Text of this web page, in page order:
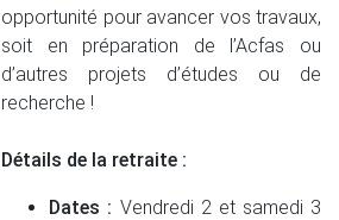
opportunité pour avancer vos travaux,
soit en préparation de l’Acfas ou
d’autres projets d’études ou de
recherche !
Détails de la retraite :
Dates : Vendredi 2 et samedi 3